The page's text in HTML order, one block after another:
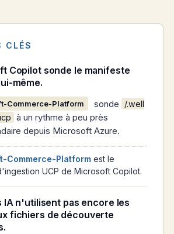
CLÉS
Copilot sonde le manifeste
même.
Commerce-Platform sonde
/.well
à un rythme à peu près
depuis Microsoft Azure.
Commerce-Platform est le
UCP de Microsoft Copilot.
IA n'utilisent pas encore les
fichiers de découverte